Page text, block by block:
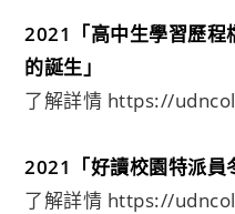
2021「高中生學習歷
的誕生」
了解詳情 https://
2021「好讀校園特派員
了解詳情 https://